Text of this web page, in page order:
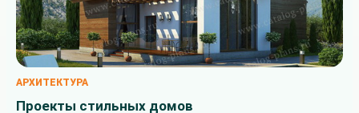
АРХИТЕКТУРА
Проекты стильных домов